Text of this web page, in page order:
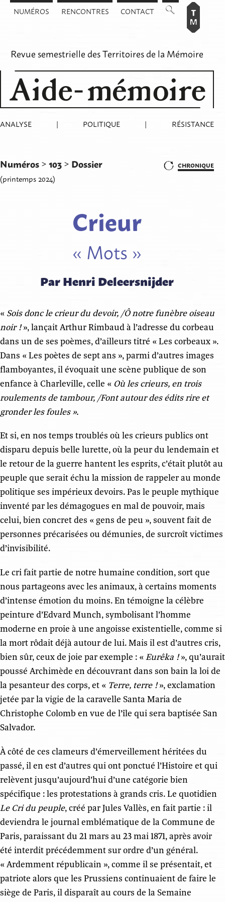
AllerNUMÉROS RENCONTRES CONTACT
Revue semestrielle desTerritoires de la Mémoire
ANALYSE | POLITIQUE | RÉSISTANCE
Numéros>103> Dossier
(printemps 2024)
CHRONIQUE
Crieur
« Mots »
Par Henri Deleersnijder
« Sois donc le crieur du devoir, /Ô notre funèbre oiseau
noir !», lançait Arthur Rimbaud à l’adresse du corbeau
dans un de ses poèmes, d’ailleurs titré « Les corbeaux ».
Dans « Les poètes de sept ans », parmi d’autres images
flamboyantes, il évoquait une scène publique de son
enfance à Charleville, celle « Où les crieurs, en trois
roulements de tambour, /Font autour des édits rire et
gronder les foules ».
Et si, en nos temps troublés où les crieurs publics ont
disparu depuis belle lurette, où la peur du lendemain et
le retour de la guerre hantent les esprits, c’était plutôt au
peuple que serait échu la mission de rappeler au monde
politique ses impérieux devoirs. Pas le peuple mythique
inventé par les démagogues en mal de pouvoir, mais
celui, bien concret des « gens de peu », souvent fait de
personnes précarisées ou démunies, de surcroît victimes
d’invisibilité.
Le cri fait partie de notre humaine condition, sort que
nous partageons avec les animaux, à certains moments
d’intense émotion du moins. En témoigne la célèbre
peinture d’Edvard Munch, symbolisant l’homme
moderne en proie à une angoisse existentielle, comme si
la mort rôdait déjà autour de lui. Mais il est d’autres cris,
bien sûr, ceux de joie par exemple : « Eurêka !», qu’aurait
poussé Archimède en découvrant dans son bain la loi de
la pesanteur des corps, et « Terre, terre !», exclamation
jetée par la vigie de la caravelle Santa Maria de
Christophe Colomb en vue de l’île qui sera baptisée San
Salvador.
À côté de ces clameurs d’émerveillement héritées du
passé, il en est d’autres qui ont ponctué l’Histoire et qui
relèvent jusqu’aujourd’hui d’une catégorie bien
spécifique : les protestations à grands cris. Le quotidien
Le Cri du peuple, créé par Jules Vallès, en fait partie : il
deviendra le journal emblématique de la Commune de
Paris, paraissant du 21 mars au 23 mai 1871, après avoir
été interdit précédemment sur ordre d’un général.
« Ardemment républicain », comme il se présentait, et
patriote alors que les Prussiens continuaient de faire le
siège de Paris, il disparaît au cours de la Semaine